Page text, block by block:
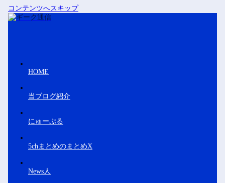
コンテンツへスキップ
HOME
当ブログ紹介
にゅーぷる
5chまとめのまとめX
News人